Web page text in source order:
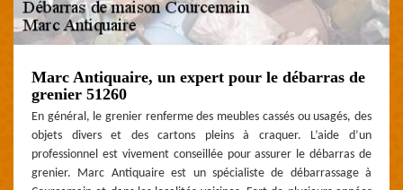
Marc Antiquaire, un expert pour le débarras de
grenier 51260
En général, le grenier renferme des meubles cassés ou usagés, des
objets divers et des cartons pleins à craquer. L’aide d’un
professionnel est vivement conseillée pour assurer le débarras de
grenier. Marc Antiquaire est un spécialiste de débarrassage à